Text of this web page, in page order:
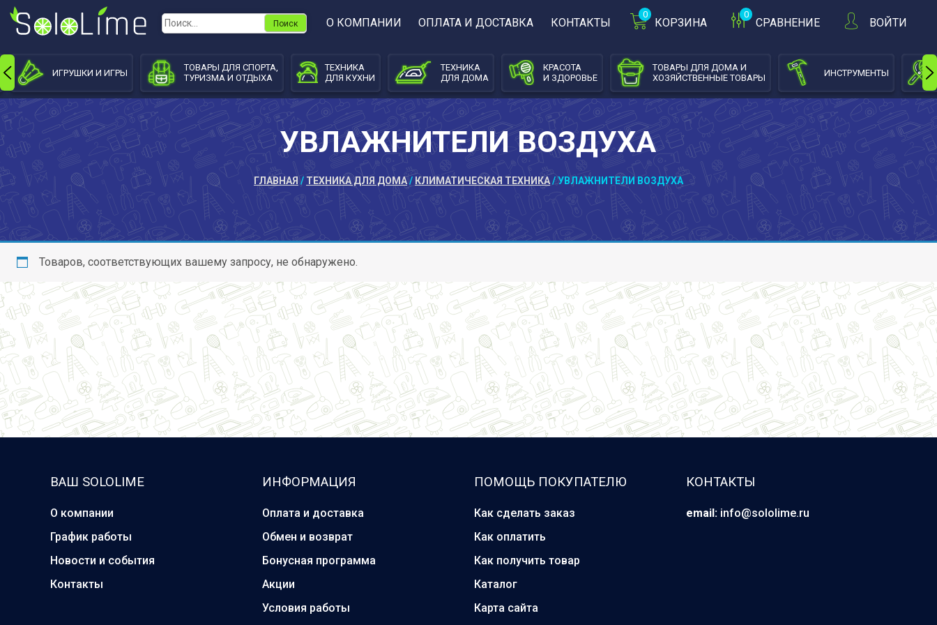
Skip
Найти: О КОМПАНИИ ОПЛАТА И ДОСТАВКА КОНТАКТЫ
0
КОРЗИНА
0
СРАВНЕНИЕ ВОЙТИ
ИГРУШКИ И ИГРЫ
ТОВАРЫ ДЛЯ СПОРТА,
ТУРИЗМА И ОТДЫХА
ТЕХНИКА
ДЛЯ КУХНИ
ТЕХНИКА
ДЛЯ ДОМА
КРАСОТА
И ЗДОРОВЬЕ
ТОВАРЫ ДЛЯ ДОМА И
ХОЗЯЙСТВЕННЫЕ ТОВАРЫ
ИНСТРУМЕНТЫ
УВЛАЖНИТЕЛИ ВОЗДУХА
ГЛАВНАЯ / ТЕХНИКА ДЛЯ ДОМА/ КЛИМАТИЧЕСКАЯ ТЕХНИКА/ УВЛАЖНИТЕЛИ ВОЗДУХА
Товаров, соответствующих вашему запросу, не обнаружено.
ВАШ SOLOLIME
О компании
График работы
Новости и события
Контакты
ИНФОРМАЦИЯ
Оплата и доставка
Обмен и возврат
Бонусная программа
Акции
Условия работы
ПОМОЩЬ ПОКУПАТЕЛЮ
Как сделать заказ
Как оплатить
Как получить товар
Каталог
Карта сайта
КОНТАКТЫ
email: info@sololime.ru